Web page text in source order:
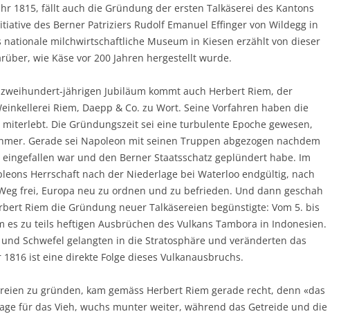
1815, fällt auch die Gründung der ersten Talkäserei des Kantons
des Berner Patriziers Rudolf Emanuel Effinger von Wildegg in
nationale milchwirtschaftliche Museum in Kiesen erzählt von dieser
wie Käse vor 200 Jahren hergestellt wurde.
jährigen Jubiläum kommt auch Herbert Riem, der
Riem, Daepp & Co. zu Wort. Seine Vorfahren haben die
Die Gründungszeit sei eine turbulente Epoche gewesen,
Gerade sei Napoleon mit seinen Truppen abgezogen nachdem
eingefallen war und den Berner Staatsschatz geplündert habe. Im
Herrschaft nach der Niederlage bei Waterloo endgültig, nach
frei, Europa neu zu ordnen und zu befrieden. Und dann geschah
Riem die Gründung neuer Talkäsereien begünstigte: Vom 5. bis
es zu teils heftigen Ausbrüchen des Vulkans Tambora in Indonesien.
Schwefel gelangten in die Stratosphäre und veränderten das
ist eine direkte Folge dieses Vulkanausbruchs.
zu gründen, kam gemäss Herbert Riem gerade recht, denn «das
für das Vieh, wuchs munter weiter, während das Getreide und die